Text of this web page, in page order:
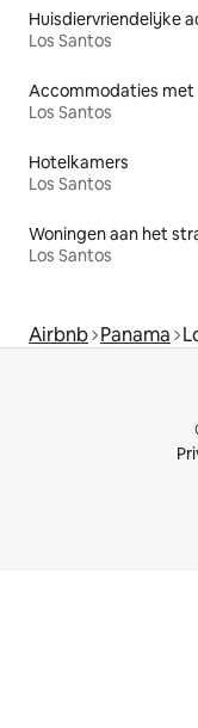
Los Santos
Los Santos
Hotelkamers
Los Santos
Woningen aan het
Los Santos
Airbnb Panama